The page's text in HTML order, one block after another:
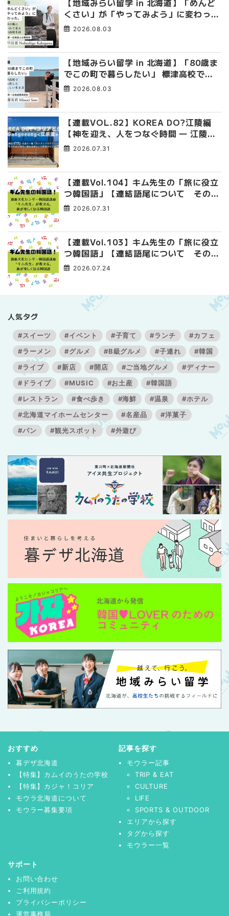
くさい」が「やってみよう」に変わっ
た。 十勝の風に吹かれて走る、僕の泥
2026.08.03
【地域みらい留学 in 北海道】「80歳ま
でこの町で暮らしたい」 標津高校で踏
み出した、私らしい生き方
2026.08.03
【連載VOL.82】KOREA DO?江陵編
【神を迎え、人をつなぐ時間 ― 江陵端
午祭 】
2026.07.31
【連載Vol.104】キム先生の「旅に役立
つ韓国語」【連結語尾について その
4】2026.07.31
【連載Vol.103】キム先生の「旅に役立
つ韓国語」【連結語尾について その
3】2026.07.24
人気タグ
#スイーツ #イベント #子育て #ランチ
#カフェ
#ラーメン
#グルメ #B級グルメ #子連れ
#韓国
#ライブ
#新店 #開店 #ご当地グルメ
#ディナー
#ドライブ
#MUSIC #お土産
#韓国語
#レストラン
#食べ歩き #海鮮 #温泉
#ホテル
#北海道マイホームセンター
#名産品
#洋菓子
#パン
#観光スポット #外遊び
おすすめ
暮デザ北海道
【特集】カムイのうたの学校
【特集】カジャ！コリア
モウラ北海道について
モウラー募集要項
記事を探す
モウラー記事
TRIP & EAT
CULTURE
LIFE
SPORTS & OUTDOOR
エリアから探す
タグから探す
モウラー一覧
サポート
お問い合わせ
ご利用規約
プライバシーポリシー
運営事務局